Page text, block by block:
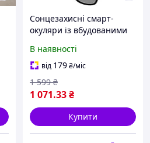
Сонцезахисні смарт-
окуляри із вбудованими
провідністю Bluetooth 5.0
IP65 жовті
В наявності
від 179₴/міс
1 071.33₴
1 599 ₴
Купити